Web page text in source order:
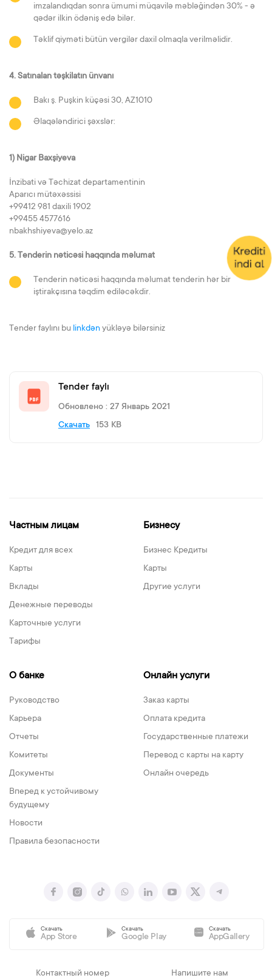
imzalandıqdan sonra ümumi müqavilə məbləğindən 30% - ə
qədər ilkin ödəniş edə bilər.
Təklif qiyməti bütün vergilər daxil olmaqla verilməlidir.
4. Satınalan təşkilatın ünvanı
Bakı ş. Puşkin küçəsi 30, AZ1010
Əlaqələndirici şəxslər:
1) Nigar Baxşiyeva
İnzibati və Təchizat departamentinin
Aparıcı mütəxəssisi
+99412 981 daxili 1902
+99455 4577616
nbakhshiyeva@yelo.az
5. Tenderin nəticəsi haqqında məlumat
Tenderin nəticəsi haqqında məlumat tenderin hər bir
iştirakçısına təqdim ediləcəkdir.
Tender faylını bu linkdənyükləyə bilərsiniz
Tender faylı
Обновлено : 27 Январь 2021
Cкачать
153 KB
Частным лицам
Кредит для всех
Карты
Вклады
Денежные переводы
Карточные услуги
Тарифы
Бизнесу
Бизнес Кредиты
Карты
Другие услуги
О банке
Руководство
Карьера
Отчеты
Комитеты
Документы
Вперед к устойчивому
будущему
Новости
Правила безопасности
Онлайн услуги
Заказ карты
Оплата кредита
Государственные платежи
Перевод с карты на карту
Онлайн очередь
Скачать
App Store
Скачать
Google Play
Скачать
AppGallery
Контактный номер Напишите нам